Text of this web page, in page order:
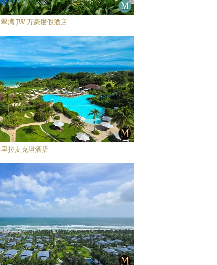
湾 JW 万豪度假酒店
拉麦克坦酒店